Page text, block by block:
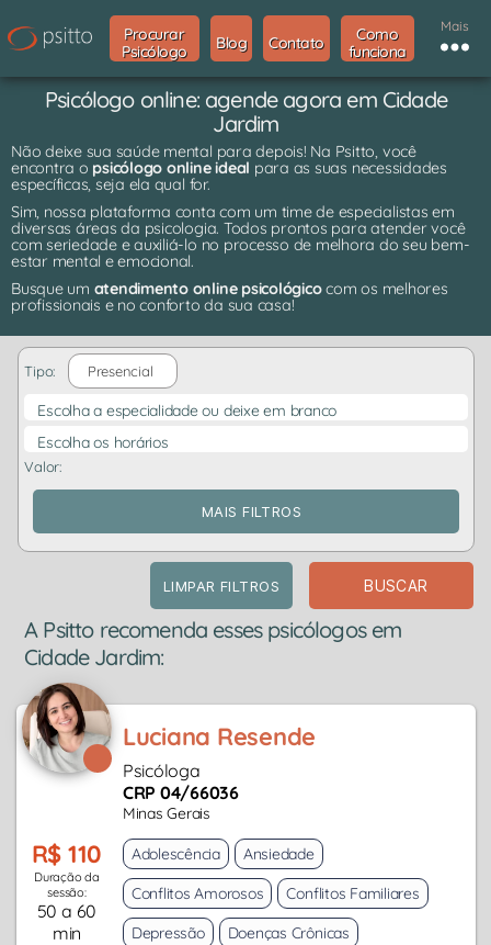
Procurar
Psicólogo
Blog Contato
Como
funciona
Mais
Psicólogo online: agende agora em Cidade
Jardim
Não deixe sua saúde mental para depois! Na Psitto, você
encontra o psicólogo online ideal para as suas necessidades
específicas, seja ela qual for.
Sim, nossa plataforma conta com um time de especialistas em
diversas áreas da psicologia. Todos prontos para atender você
com seriedade e auxiliá-lo no processo de melhora do seu bem-
estar mental e emocional.
Busque um atendimento online psicológicocom os melhores
profissionais e no conforto da sua casa!
Tipo: Presencial
Escolha a especialidade ou deixe em branco
Escolha os horários
Valor:
MAIS FILTROS
LIMPAR FILTROS BUSCAR
A Psitto recomenda esses psicólogos em
Cidade Jardim:
Luciana Resende
Psicóloga
CRP 04/66036
Minas Gerais
R$ 110
Duração da
sessão:
50 a 60
min
Adolescência
Ansiedade
Conflitos Amorosos
Conflitos Familiares
Depressão
Doenças Crônicas